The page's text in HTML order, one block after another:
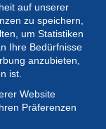
auf unserer
zu speichern,
um Statistiken
Ihre Bedürfnisse
anzubieten,
ist.
Website
Präferenzen